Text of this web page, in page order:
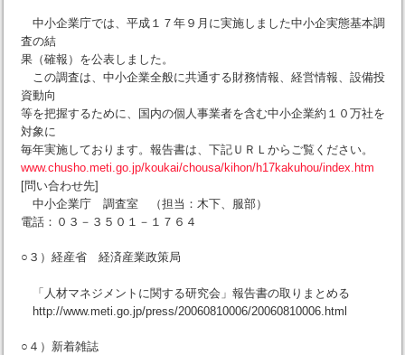
中小企業庁では、平成１７年９月に実施しました中小企実態基本調
査の結
果（確報）を公表しました。
この調査は、中小企業全般に共通する財務情報、経営情報、設備投
資動向
等を把握するために、国内の個人事業者を含む中小企業約１０万社を
対象に
毎年実施しております。報告書は、下記ＵＲＬからご覧ください。
www.chusho.meti.go.jp/koukai/chousa/kihon/h17kakuhou/index.htm
[問い合わせ先]
中小企業庁 調査室 （担当：木下、服部）
電話：０３－３５０１－１７６４
○３）経産省 経済産業政策局
「人材マネジメントに関する研究会」報告書の取りまとめる
http://www.meti.go.jp/press/20060810006/20060810006.html
○４）新着雑誌